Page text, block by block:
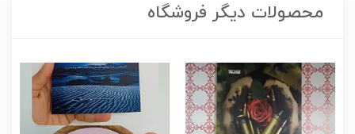
محصولات دیگر فروشگاه